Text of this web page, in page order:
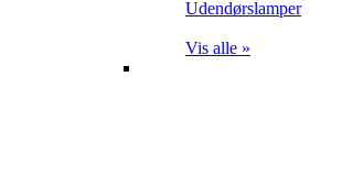
Udendørslamper
Vis alle »